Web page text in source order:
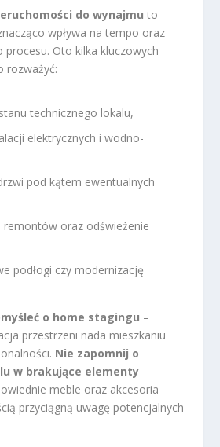
do wynajmu to
wpływa na tempo oraz
procesu. Oto kilka kluczowych
rozważyć:
technicznego lokalu,
elektrycznych i wodno-
pod kątem ewentualnych
remontów oraz odświeżenie
podłogi czy modernizację
o home stagingu –
przestrzeni nada mieszkaniu
Nie zapomnij o
w brakujące elementy
meble oraz akcesoria
przyciągną uwagę potencjalnych